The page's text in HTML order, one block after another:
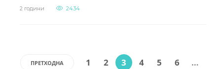
2 години 2434
ПРЕТХОДНА 1 2 3 4 5 6
…